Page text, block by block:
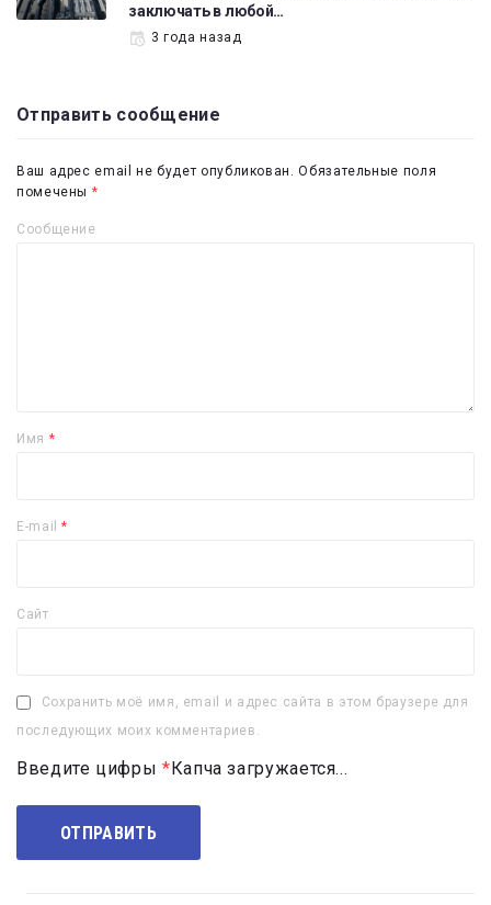
заключать в любой…
3 года назад
Отправить сообщение
Ваш адрес email не будет опубликован. Обязательные поля
помечены *
Сообщение
Имя *
E-mail*
Сайт
Сохранить моё имя, email и адрес сайта в этом браузере для
последующих моих комментариев.
Введите цифры * Капча загружается...